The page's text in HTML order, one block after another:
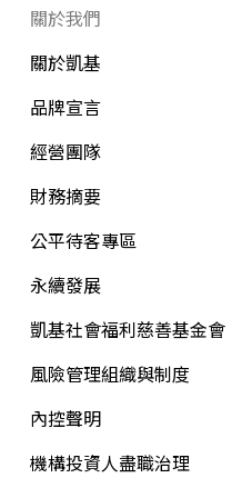
09:00-16:00
10476台北市中山區
在Google上查看
台北
(02)2516-6789
09:00-16:00
在Google上查看
關於我們
關於凱基
品牌宣言
經營團隊
財務摘要
公平待客專區
永續發展
凱基社會福利慈善基金會
風險管理組織與制度
內控聲明
機構投資人盡職治理